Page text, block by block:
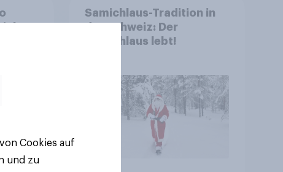
Samichlaus-Tradition in
der Schweiz: Der
Samichlaus lebt!
Cookies auf
und zu